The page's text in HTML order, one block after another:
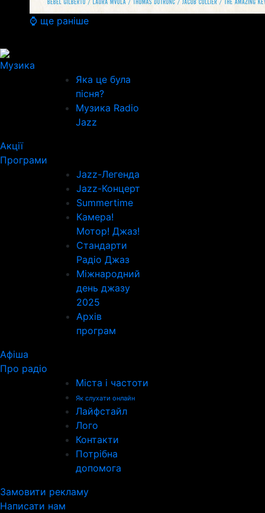
⌚ ще раніше
Музика
Яка це була
пісня?
Музика Radio
Jazz
Акції
Програми
Jazz-Легенда
Jazz-Концерт
Summertime
Камера!
Мотор! Джаз!
Стандарти
Радіо Джаз
Міжнародний
день джазу
2025
Архів
програм
Афіша
Про радіо
Міста і частоти
Як слухати онлайн
Лайфстайл
Лого
Контакти
Потрібна
допомога
Замовити рекламу
Написати нам